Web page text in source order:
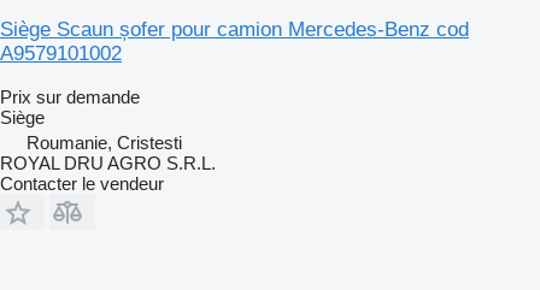
Siège Scaun șofer pour camion Mercedes-Benz cod
A9579101002
Prix sur demande
Siège
Roumanie, Cristesti
ROYAL DRU AGRO S.R.L.
Contacter le vendeur